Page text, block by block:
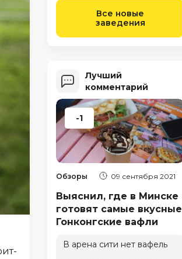
Все новые
заведения
Лучший
комментарий
-1
Обзоры 09 сентября 2021
Выяснил, где в Минске
готовят самые вкусные
Гонконгские вафли
В арена сити нет вафель